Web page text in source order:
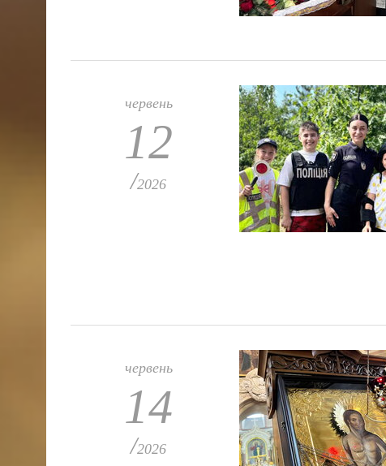
червень
12
/2026
червень
14
/2026